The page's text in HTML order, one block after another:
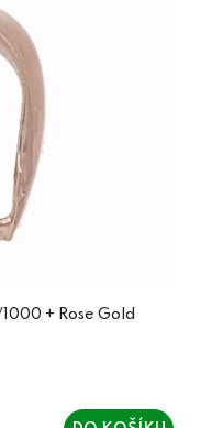
+ Rose Gold